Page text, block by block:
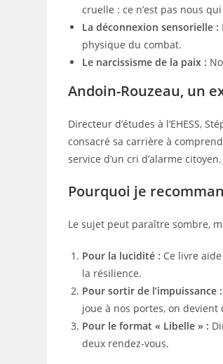
cruelle : ce n’est pas nous
La déconnexion sensorielle :
physique du combat.
Le narcissisme de la paix :
Andoin-Rouzeau, un
Directeur d’études à l’EHESS,
consacré sa carrière à
service d’un cri d’alarme citoyen.
Pourquoi je
Le sujet peut paraître sombre,
Pour la lucidité : Ce livre
la résilience.
Pour sortir de l’impuissance :
joue à nos portes, on
Pour le format « Libelle » :
deux rendez-vous.